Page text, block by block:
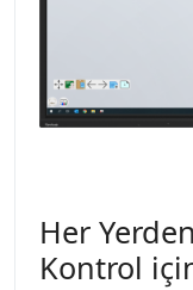
Her
Kontrol